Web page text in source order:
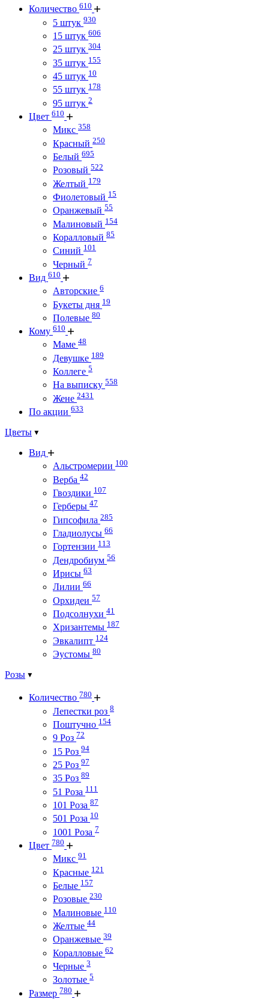
Количество 610
5 штук 930
15 штук 606
25 штук 304
35 штук 155
45 штук 10
55 штук 178
95 штук 2
Цвет 610
Микс 358
Красный 250
Белый 695
Розовый 522
Желтый 179
Фиолетовый 15
Оранжевый 55
Малиновый 154
Коралловый 85
Синий 101
Черный 7
Вид 610
Авторские 6
Букеты дня 19
Полевые 80
Кому 610
Маме 48
Девушке 189
Коллеге 5
На выписку 558
Жене 2431
По акции 633
Цветы
Вид
Альстромерии 100
Верба 42
Гвоздики 107
Герберы 47
Гипсофила 285
Гладиолусы 66
Гортензии 113
Дендробиум 56
Ирисы 63
Лилии 66
Орхидеи 57
Подсолнухи 41
Хризантемы 187
Эвкалипт 124
Эустомы 80
Розы
Количество 780
Лепестки роз 8
Поштучно 154
9 Роз 72
15 Роз 94
25 Роз 97
35 Роз 89
51 Роза 111
101 Роза 87
501 Роза 10
1001 Роза 7
Цвет 780
Микс 91
Красные 121
Белые 157
Розовые 230
Малиновые 110
Желтые 44
Оранжевые 39
Коралловые 62
Черные 3
Золотые 5
Размер 780